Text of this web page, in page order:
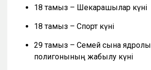
18 тамыз – Шекарашылар күні
18 тамыз – Спорт күні
29 тамыз – Семей сынақ ядролық
полигонының жабылу күні